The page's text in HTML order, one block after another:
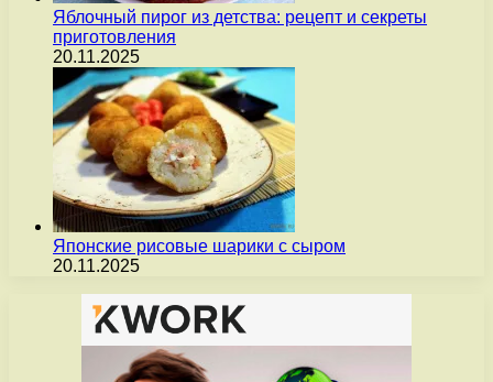
Яблочный пирог из детства: рецепт и секреты
приготовления
20.11.2025
Японские рисовые шарики с сыром
20.11.2025